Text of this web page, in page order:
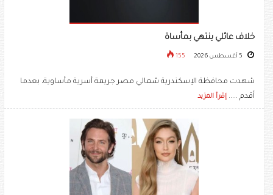
خلاف عائلي ينتهي بمأساة
155
شهدت محافظة الإسكندرية شمالي مصر جريمة أسرية مأساوية، بعدما
أقدم ..... إقرأ المزيد